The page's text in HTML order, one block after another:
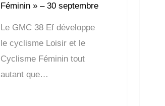
Féminin » – 30 septembre
Le GMC 38 Ef développe
le cyclisme Loisir et le
Cyclisme Féminin tout
autant que…